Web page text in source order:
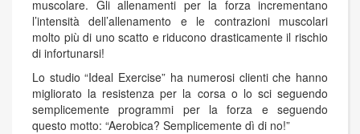
muscolare. Gli allenamenti per la forza incrementano
l’intensità dell’allenamento e le contrazioni muscolari
molto più di uno scatto e riducono drasticamente il rischio
di infortunarsi!
Lo studio “Ideal Exercise” ha numerosi clienti che hanno
migliorato la resistenza per la corsa o lo sci seguendo
semplicemente programmi per la forza e seguendo
questo motto: “Aerobica? Semplicemente dì di no!”